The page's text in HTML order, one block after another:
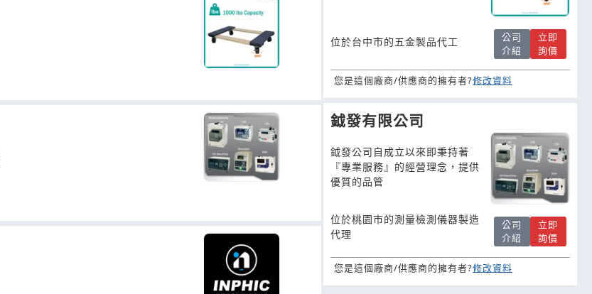
位於台中市的五金製品代工
公司
介紹
立即
詢價
您是這個廠商/供應商的擁有者?修改資料
鉞發有限公司
鉞發公司自成立以來即秉持著
『專業服務』的經營理念，提供
優質的品管
位於桃園市的測量檢測儀器製造
代理
公司
介紹
立即
詢價
您是這個廠商/供應商的擁有者?修改資料